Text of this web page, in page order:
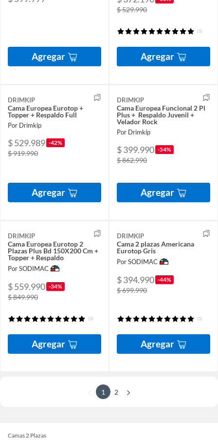
Agregar
$ 529.990
(1)
Agregar
DRIMKIP
Cama Europea Eurotop +
Topper + Respaldo Full
Por Drimkip
$ 529.989 -42%
$ 919.990
Agregar
DRIMKIP
Cama Europea Funcional 2 Pl
Plus + Respaldo Juvenil +
Velador Rock
Por Drimkip
$ 399.990 -54%
$ 862.990
Agregar
DRIMKIP
Cama Europea Eurotop 2
Plazas Plus Bd 150X200 Cm +
Topper + Respaldo
Por SODIMAC
$ 559.990 -34%
$ 849.990
(1)
Agregar
DRIMKIP
Cama 2 plazas Americana
Eurotop Gris
Por SODIMAC
$ 394.990 -44%
$ 699.990
(1)
Agregar
1 2
Camas 2 Plazas